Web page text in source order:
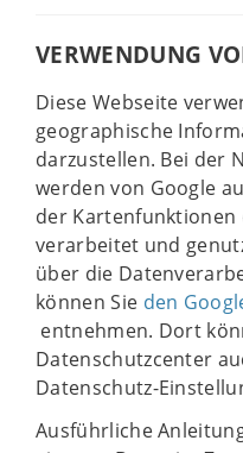
VERWENDUNG
Diese Webseite
geographische
darzustellen. Bei der
werden von Google
der Kartenfunktionen
verarbeitet und
über die
können Sie den
entnehmen. Dort
Datenschutzcenter
Datenschutz-
Ausführliche